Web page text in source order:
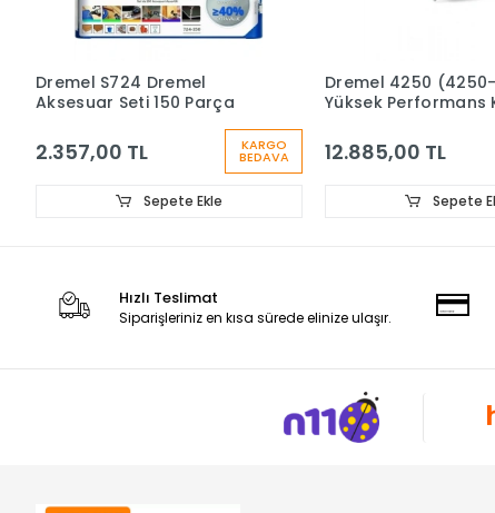
Dremel S724 Dremel
Aksesuar Seti 150 Parça
2.357,00 TL KARGO
BEDAVA
Sepete Ekle
Dremel 4250
Yüksek Performans
F0134250JK
12.885,00 TL
Sepete
Hızlı Teslimat
Siparişleriniz en kısa sürede elinize ulaşır.